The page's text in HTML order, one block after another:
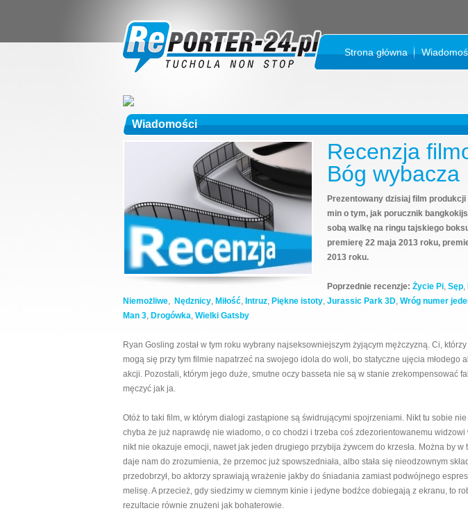
Strona główna
Wiadomości
Recenzja
Bóg wybacza
Prezentowany dzisiaj film
min o tym, jak porucznik
sobą walkę na ringu tajskiego
premierę 22 maja 2013 roku,
2013 roku.
Poprzednie recenzje: Życie Pi, Sęp,
Niemożliwe, Nędznicy, Miłość, Intruz, Piękne istoty, Jurassic Park 3D, Wróg numer
Man 3, Drogówka, Wielki Gatsby
Ryan Gosling został w tym roku wybrany najseksowniejszym żyjącym mężczyzną. Ci,
mogą się przy tym filmie napatrzeć na swojego idola do woli, bo statyczne ujęcia młodego
akcji. Pozostali, którym jego duże, smutne oczy basseta nie są w stanie zrekompensować
męczyć jak ja.
Otóż to taki film, w którym dialogi zastąpione są świdrującymi spojrzeniami. Nikt tu sobie
chyba że już naprawdę nie wiadomo, o co chodzi i trzeba coś zdezorientowanemu widzowi
nikt nie okazuje emocji, nawet jak jeden drugiego przybija żywcem do krzesła. Można by
daje nam do zrozumienia, że przemoc już spowszedniała, albo stała się nieodzownym
przedobrzył, bo aktorzy sprawiają wrażenie jakby do śniadania zamiast podwójnego
melisę. A przecież, gdy siedzimy w ciemnym kinie i jedyne bodźce dobiegają z ekranu, to
rezultacie równie znużeni jak bohaterowie.